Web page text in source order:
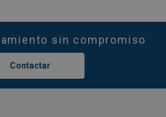
sin compromiso
Contactar